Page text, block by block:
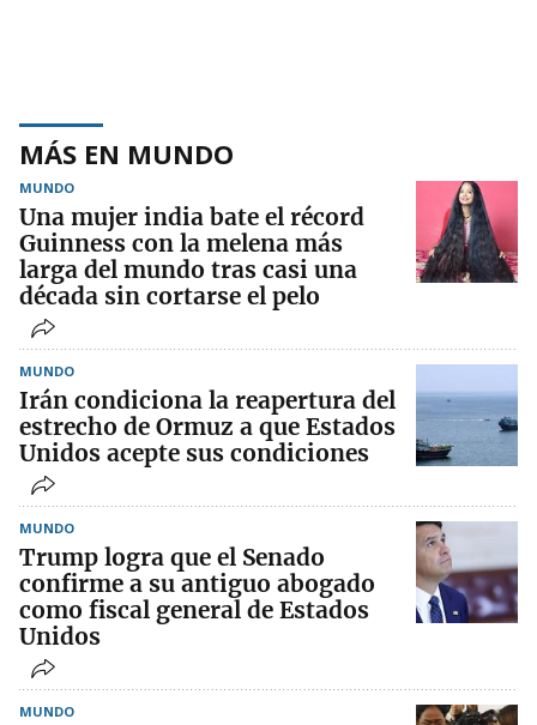
MÁS EN MUNDO
MUNDO
Una mujer india bate el récord
Guinness con la melena más
larga del mundo tras casi una
década sin cortarse el pelo
MUNDO
Irán condiciona la reapertura del
estrecho de Ormuz a que Estados
Unidos acepte sus condiciones
MUNDO
Trump logra que el Senado
confirme a su antiguo abogado
como fiscal general de Estados
Unidos
MUNDO